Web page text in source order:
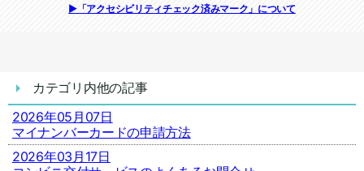
▶「アクセシビリティチェック済みマーク」について
カテゴリ内他の記事
2026年05月07日
マイナンバーカードの申請方法
2026年03月17日